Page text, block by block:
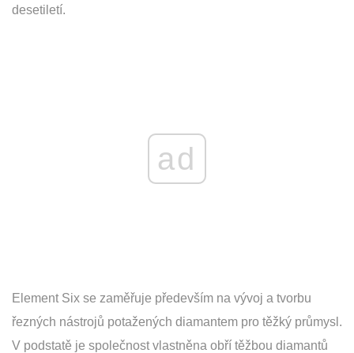
desetiletí.
ad
Element Six se zaměřuje především na vývoj a tvorbu
řezných nástrojů potažených diamantem pro těžký průmysl.
V podstatě je společnost vlastněna obří těžbou diamantů